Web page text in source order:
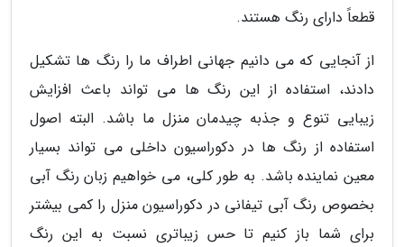
قطعاً دارای رنگ هستند.
از آنجایی که می دانیم جهانی اطراف ما را رنگ ها تشکیل
دادند، استفاده از این رنگ ها می تواند باعث افزایش
زیبایی تنوع و جذبه چیدمان منزل ما باشد. البته اصول
استفاده از رنگ ها در دکوراسیون داخلی می تواند بسیار
معین نماینده باشد. به طور کلی، می خواهیم زبان رنگ آبی
بخصوص رنگ آبی تیفانی در دکوراسیون منزل را کمی بیشتر
برای شما باز کنیم تا حس زیباتری نسبت به این رنگ